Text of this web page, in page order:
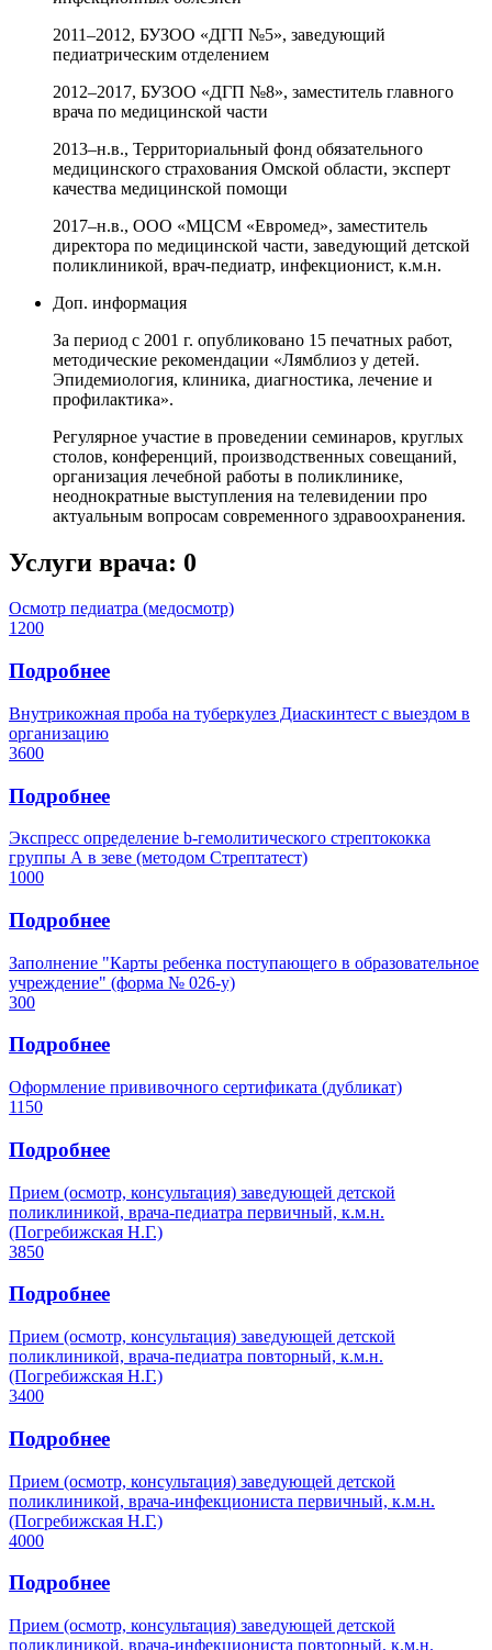
2011–2012, БУЗОО «ДГП №5», заведующий
педиатрическим отделением
2012–2017, БУЗОО «ДГП №8», заместитель главного
врача по медицинской части
2013–н.в., Территориальный фонд обязательного
медицинского страхования Омской области, эксперт
качества медицинской помощи
2017–н.в., ООО «МЦСМ «Евромед», заместитель
директора по медицинской части, заведующий детской
поликлиникой, врач-педиатр, инфекционист, к.м.н.
Доп. информация
За период с 2001 г. опубликовано 15 печатных работ,
методические рекомендации «Лямблиоз у детей.
Эпидемиология, клиника, диагностика, лечение и
профилактика».
Регулярное участие в проведении семинаров, круглых
столов, конференций, производственных совещаний,
организация лечебной работы в поликлинике,
неоднократные выступления на телевидении про
актуальным вопросам современного здравоохранения.
Услуги врача: 0
Осмотр педиатра (медосмотр)
1200
Подробнее
Внутрикожная проба на туберкулез Диаскинтест с выездом в
организацию
3600
Подробнее
Экспресс определение b-гемолитического стрептококка
группы А в зеве (методом Стрептатест)
1000
Подробнее
Заполнение "Карты ребенка поступающего в образовательное
учреждение" (форма № 026-у)
300
Подробнее
Оформление прививочного сертификата (дубликат)
1150
Подробнее
Прием (осмотр, консультация) заведующей детской
поликлиникой, врача-педиатра первичный, к.м.н.
(Погребижская Н.Г.)
3850
Подробнее
Прием (осмотр, консультация) заведующей детской
поликлиникой, врача-педиатра повторный, к.м.н.
(Погребижская Н.Г.)
3400
Подробнее
Прием (осмотр, консультация) заведующей детской
поликлиникой, врача-инфекциониста первичный, к.м.н.
(Погребижская Н.Г.)
4000
Подробнее
Прием (осмотр, консультация) заведующей детской
поликлиникой, врача-инфекциониста повторный, к.м.н.